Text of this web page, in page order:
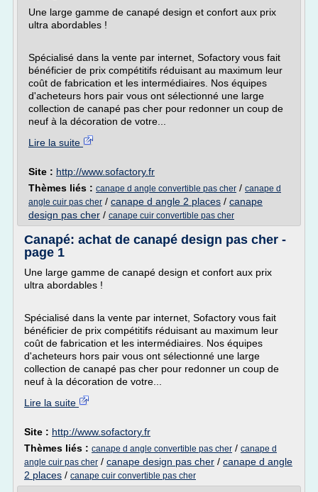
Une large gamme de canapé design et confort aux prix
ultra abordables !
Spécialisé dans la vente par internet, Sofactory vous fait
bénéficier de prix compétitifs réduisant au maximum leur
coût de fabrication et les intermédiaires. Nos équipes
d'acheteurs hors pair vous ont sélectionné une large
collection de canapé pas cher pour redonner un coup de
neuf à la décoration de votre...
Lire la suite
Site : http://www.sofactory.fr
Thèmes liés : canape d angle convertible pas cher / canape d
angle cuir pas cher / canape d angle 2 places / canape
design pas cher / canape cuir convertible pas cher
Canapé: achat de canapé design pas cher -
page 1
Une large gamme de canapé design et confort aux prix
ultra abordables !
Spécialisé dans la vente par internet, Sofactory vous fait
bénéficier de prix compétitifs réduisant au maximum leur
coût de fabrication et les intermédiaires. Nos équipes
d'acheteurs hors pair vous ont sélectionné une large
collection de canapé pas cher pour redonner un coup de
neuf à la décoration de votre...
Lire la suite
Site : http://www.sofactory.fr
Thèmes liés : canape d angle convertible pas cher / canape d
angle cuir pas cher / canape design pas cher / canape d angle
2 places / canape cuir convertible pas cher